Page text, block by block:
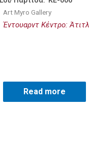
Art Myro Gallery
Έντουαρντ Κέντρο:
Read more